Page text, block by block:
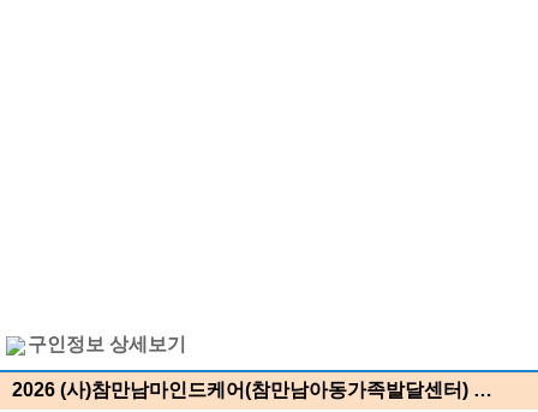
구인정보 상세보기
2026 (사)참만남마인드케어(참만남아동가족발달센터) …